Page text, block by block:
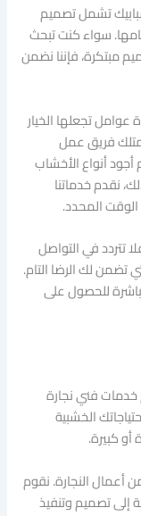
تشمل تصميم
سواء كنت تبحث
مبتكرة، فإننا نضمن
تجعلها الخيار
فريق عمل
أنواع الأخشاب
نقدم خدماتنا
المحدد.
تتردد في التواصل
تضمن لك الرضا التام.
للحصول على
فني نجارة
الخشبية
كبيرة.
النجارة. نقوم
إلى تصميم وتنفيذ